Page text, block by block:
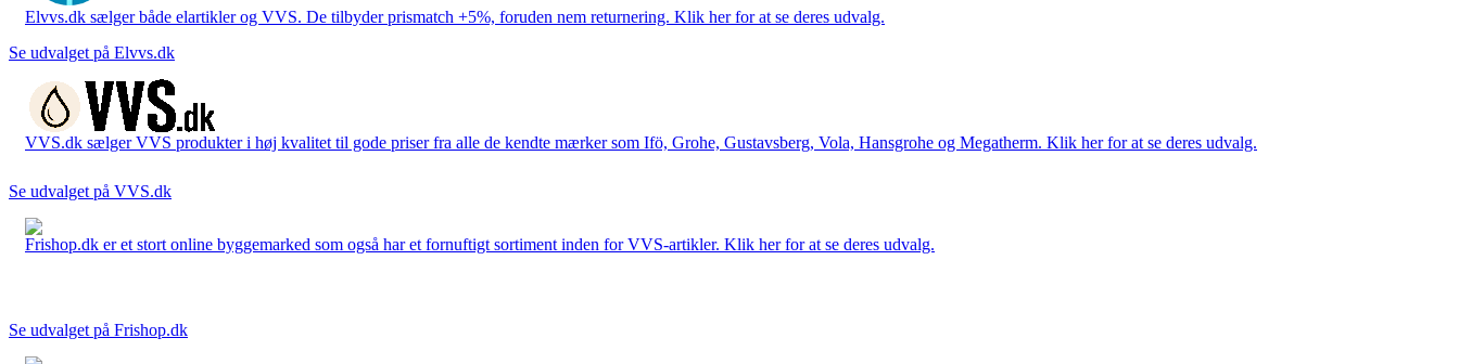
Elvvs.dk sælger både elartikler og VVS. De tilbyder prismatch +5%, foruden nem returnering. Klik her for at se deres udvalg.
Se udvalget på Elvvs.dk
VVS.dk sælger VVS produkter i høj kvalitet til gode priser fra alle de kendte mærker som Ifö, Grohe, Gustavsberg, Vola, Hansgrohe og Megatherm. Klik her for at se deres udvalg.
Se udvalget på VVS.dk
Frishop.dk er et stort online byggemarked som også har et fornuftigt sortiment inden for VVS-artikler. Klik her for at se deres udvalg.
Se udvalget på Frishop.dk